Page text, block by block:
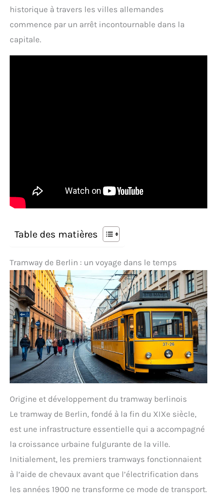
historique à travers les villes allemandes
commence par un arrêt incontournable dans la
capitale.
Table des matières
Tramway de Berlin : un voyage dans le temps
Origine et développement du tramway berlinois
Le tramway de Berlin, fondé à la fin du XIXe siècle,
est une infrastructure essentielle qui a accompagné
la croissance urbaine fulgurante de la ville.
Initialement, les premiers tramways fonctionnaient
à l’aide de chevaux avant que l’électrification dans
les années 1900 ne transforme ce mode de transport.